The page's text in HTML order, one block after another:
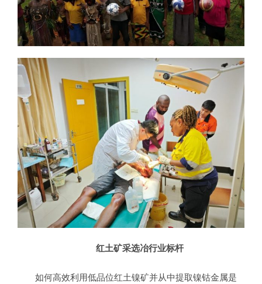
红土矿采选冶行业标杆
如何高效利用低品位红土镍矿并从中提取镍钴金属是